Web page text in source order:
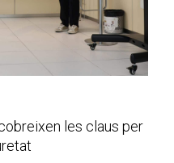
les claus per